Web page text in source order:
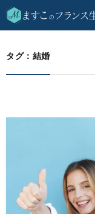
HOME 結婚
タグ：結婚